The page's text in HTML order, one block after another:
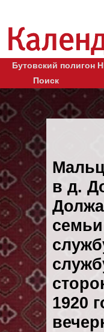
Бутовский полигон
Поиск
в д.
1920